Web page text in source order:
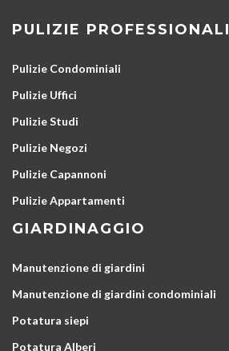
PULIZIE PROFESSIONALI
Pulizie Condominiali
Pulizie Uffici
Pulizie Studi
Pulizie Negozi
Pulizie Capannoni
Pulizie Appartamenti
GIARDINAGGIO
Manutenzione di giardini
Manutenzione di giardini condominiali
Potatura siepi
Potatura Alberi